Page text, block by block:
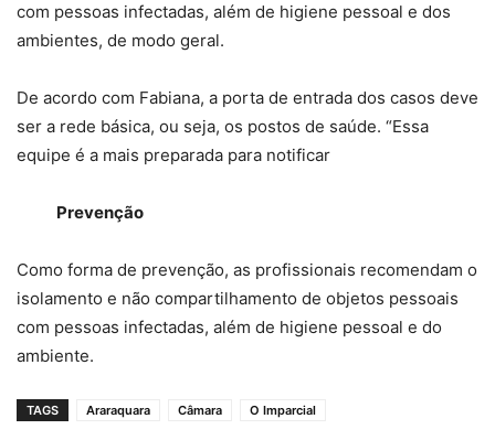
com pessoas infectadas, além de higiene pessoal e dos
ambientes, de modo geral.
De acordo com Fabiana, a porta de entrada dos casos deve
ser a rede básica, ou seja, os postos de saúde. “Essa
equipe é a mais preparada para notificar
Prevenção
Como forma de prevenção, as profissionais recomendam o
isolamento e não compartilhamento de objetos pessoais
com pessoas infectadas, além de higiene pessoal e do
ambiente.
TAGS Araraquara Câmara O Imparcial